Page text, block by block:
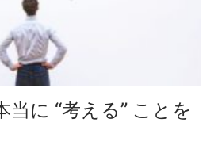
当に “考える” ことを